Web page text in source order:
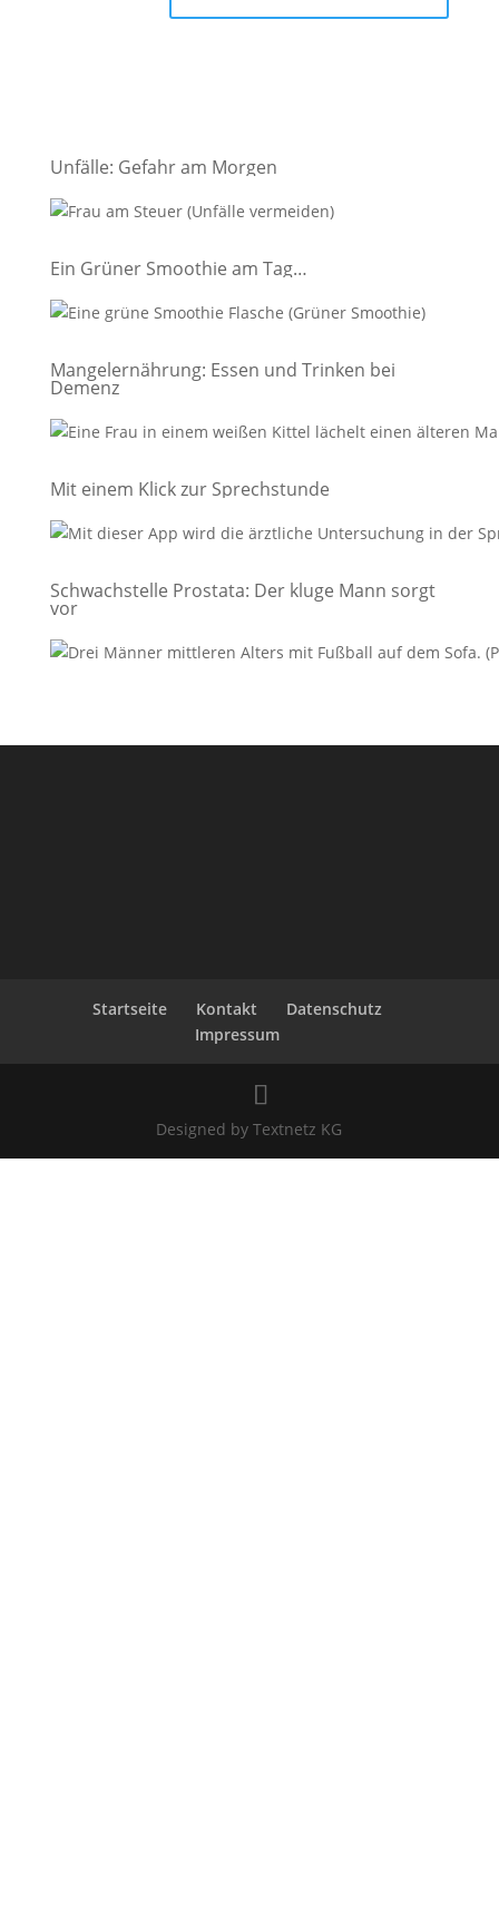
Unfälle: Gefahr am Morgen
Ein Grüner Smoothie am Tag…
Mangelernährung: Essen und Trinken bei
Demenz
Mit einem Klick zur Sprechstunde
Schwachstelle Prostata: Der kluge Mann sorgt
vor
Startseite Kontakt
Datenschutz
Impressum
Designed by Textnetz KG